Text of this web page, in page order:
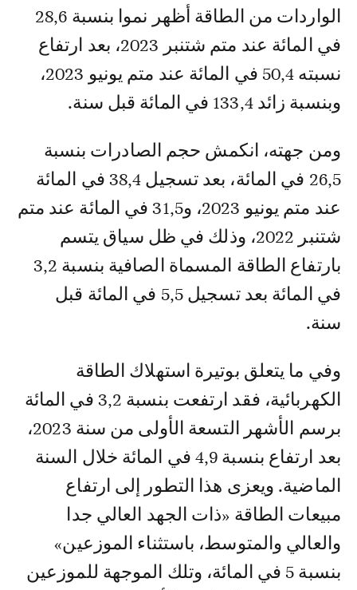
الواردات من الطاقة أظهر نموا بنسبة 28,6
في المائة عند متم شتنبر 2023، بعد ارتفاع
نسبته 50,4 في المائة عند متم يونيو 2023،
وبنسبة زائد 133,4 في المائة قبل سنة.
ومن جهته، انكمش حجم الصادرات بنسبة
26,5 في المائة، بعد تسجيل 38,4 في المائة
عند متم يونيو 2023، و31,5 في المائة عند متم
شتنبر 2022، وذلك في ظل سياق يتسم
بارتفاع الطاقة المسماة الصافية بنسبة 3,2
في المائة بعد تسجيل 5,5 في المائة قبل
سنة.
وفي ما يتعلق بوتيرة استهلاك الطاقة
الكهربائية، فقد ارتفعت بنسبة 3,2 في المائة
برسم الأشهر التسعة الأولى من سنة 2023،
بعد ارتفاع بنسبة 4,9 في المائة خلال السنة
الماضية. ويعزى هذا التطور إلى ارتفاع
مبيعات الطاقة «ذات الجهد العالي جدا
والعالي والمتوسط، باستثناء الموزعين»
بنسبة 5 في المائة، وتلك الموجهة للموزعين